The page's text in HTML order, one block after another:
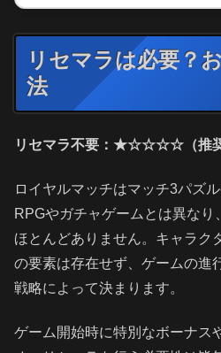
リセマラは必要？
法
リセマラ不要：★☆☆☆☆（推奨
ロイヤルマッチはマッチ3パズ
RPGやガチャゲームとは異な
ほとんどありません。キャラク
の要素は存在せず、ゲームの進
戦略によって決まります。
ゲーム開始時に特別なボーナス